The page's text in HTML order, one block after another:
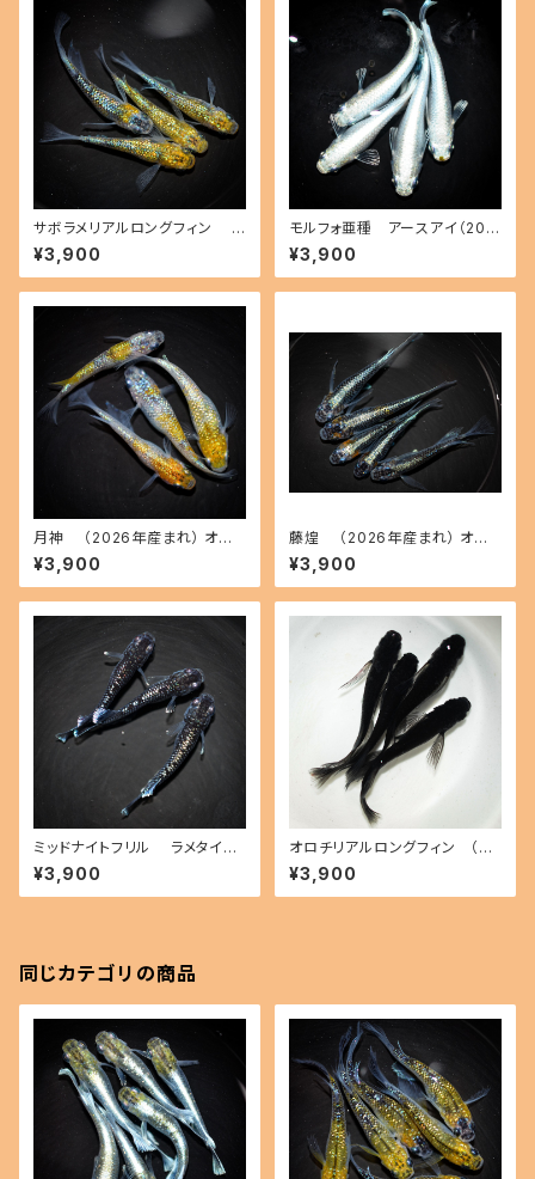
サボラメリアルロングフィン
（2026年産まれ） オス1 メス3
(現物出品) ikahoff B-0802-
51514-a
¥3,900
モルフォ亜種 アースアイ（202
6年産まれ） オス2 メス2(現物
出品) ikahoff A-0727-5144
5-a
¥3,900
月神 （2026年産まれ） オス2
メス2(現物出品) ikahoff B-0
725-51414-a
¥3,900
藤煌 （2026年産まれ） オス2
メス3(現物出品) ikahoff C-0
720-51368-a
¥3,900
ミッドナイトフリル ラメタイプ
（2026年産まれ） オス2 メス1
(現物出品) ikahoff C-0803-
51530-a
¥3,900
オロチリアルロングフィン （20
26年産まれ） オス2 メス2(現物
出品) ikahoff P-0718-5133
3-a
¥3,900
同じカテゴリの商品